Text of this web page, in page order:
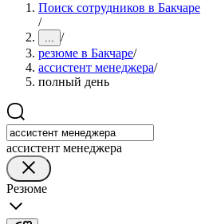
Поиск сотрудников в Бакчаре
/
... /
резюме в Бакчаре/
ассистент менеджера/
полный день
ассистент менеджера
Резюме